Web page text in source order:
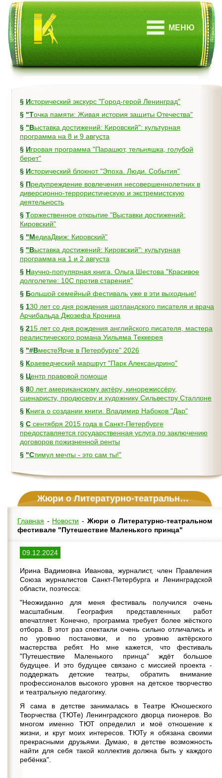
МЕНЮ
§
Исторический экскурс "Город-герой Ленинград"
§
"Точка памяти: Живая история защиты Отечества"
§ "Выставка достижений: Кировский": культурная
программа на 8 и 9 августа
§ Игровая программа "Парашют, тельняшка, голубой
берет"
§
Исторический блокнот "Эпоха. Люди. События"
§ Предупреждение вовлечения несовершеннолетних в
диверсионно-террористическую и экстремистскую
деятельность
§ Торжественное открытие "Выставки достижений:
Кировский"
§
"МедиаДвиж: Кировский"
§ "Выставка достижений: Кировский": культурная
программа на 1 и 2 августа
§ Научно-популярная книга. Ольга Шестова "Красивое
долголетие: 10C против старения"
§
Большой семейный фестиваль уже в эти выходные!
§ 130 лет со дня рождения шотландского писателя и врача
Арчибальда Джозефа Кронина
§ 215 лет со дня рождения английского писателя, мастера
реалистического романа Уильяма Теккерея
§
"#ВместеЯрче в Петербурге" 2026
§
Краеведческий маршрут "Парк Александрино"
§
Центр правовой помощи
§ 80 лет американскому актёру, кинорежиссёру,
сценаристу, продюсеру и художнику Сильвестру Сталлоне
§
Книга о создании книги. Владимир Набоков "Дар"
§ С сентября 2015 года в Санкт-Петербурге
предоставляется государственная услуга по заключению
договоров пожизненной ренты
§
"Стимул мечты - это сам ты!"
Жюри о Литературно-театральном фестивале "Путешествие Маленького принца"
Главная - Новости - Жюри о Литературно-театральном
фестивале "Путешествие Маленького принца"
09.12.2024
Ирина Вадимовна Иванова, журналист, член Правления
Союза журналистов Санкт-Петербурга и Ленинградской
области, поэтесса:
"Неожиданно для меня фестиваль получился очень
масштабным. География представленных работ
впечатляет. Конечно, программа требует более жёсткого
отбора. В этот раз спектакли очень сильно отличались и
по уровню постановки, и по уровню актёрского
мастерства ребят. Но мне кажется, что фестиваль
"Путешествие Маленького принца" ждёт большое
будущее. И это будущее связано с миссией проекта -
поддержать детские театры, обратить внимание
профессионалов высокого уровня на детское творчество
и театральную педагогику.
Я сама в детстве занималась в Театре Юношеского
Творчества (ТЮТе) Ленинградского дворца пионеров. Во
многом именно ТЮТ определил и моё отношение к
жизни, и круг моих интересов. ТЮТу я обязана своими
прекрасными друзьями. Думаю, в детстве возможность
найти для себя такой коллектив должна быть у каждого
ребёнка".